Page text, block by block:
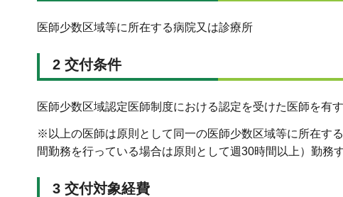
医師少数区域等に所在する病院又は診療所
2 交付条件
医師少数区域認定医師制度における認定を受けた医師を有
※以上の医師は原則として同一の医師少数区域等に所在す
間勤務を行っている場合は原則として週30時間以上）勤務
3 交付対象経費